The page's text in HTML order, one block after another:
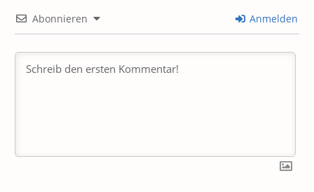
Abonnieren Anmelden